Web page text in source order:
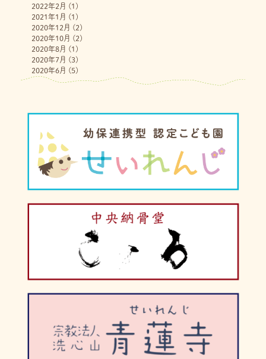
2022年2月 (1)
2021年1月 (1)
2020年12月 (2)
2020年10月 (2)
2020年8月 (1)
2020年7月 (3)
2020年6月 (5)